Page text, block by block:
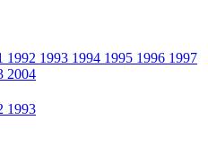
1992 1993 1994 1995 1996 1997
2004
1993